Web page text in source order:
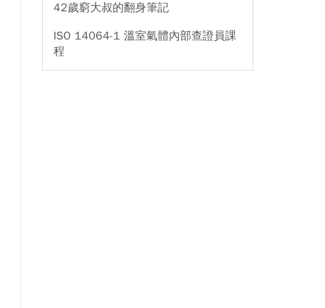
42歲窮大叔的翻身筆記
ISO 14064-1 溫室氣體內部查證員課
程